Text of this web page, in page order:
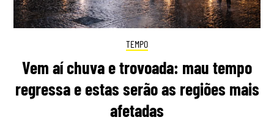
TEMPO
Vem aí chuva e trovoada: mau tempo
regressa e estas serão as regiões mais
afetadas